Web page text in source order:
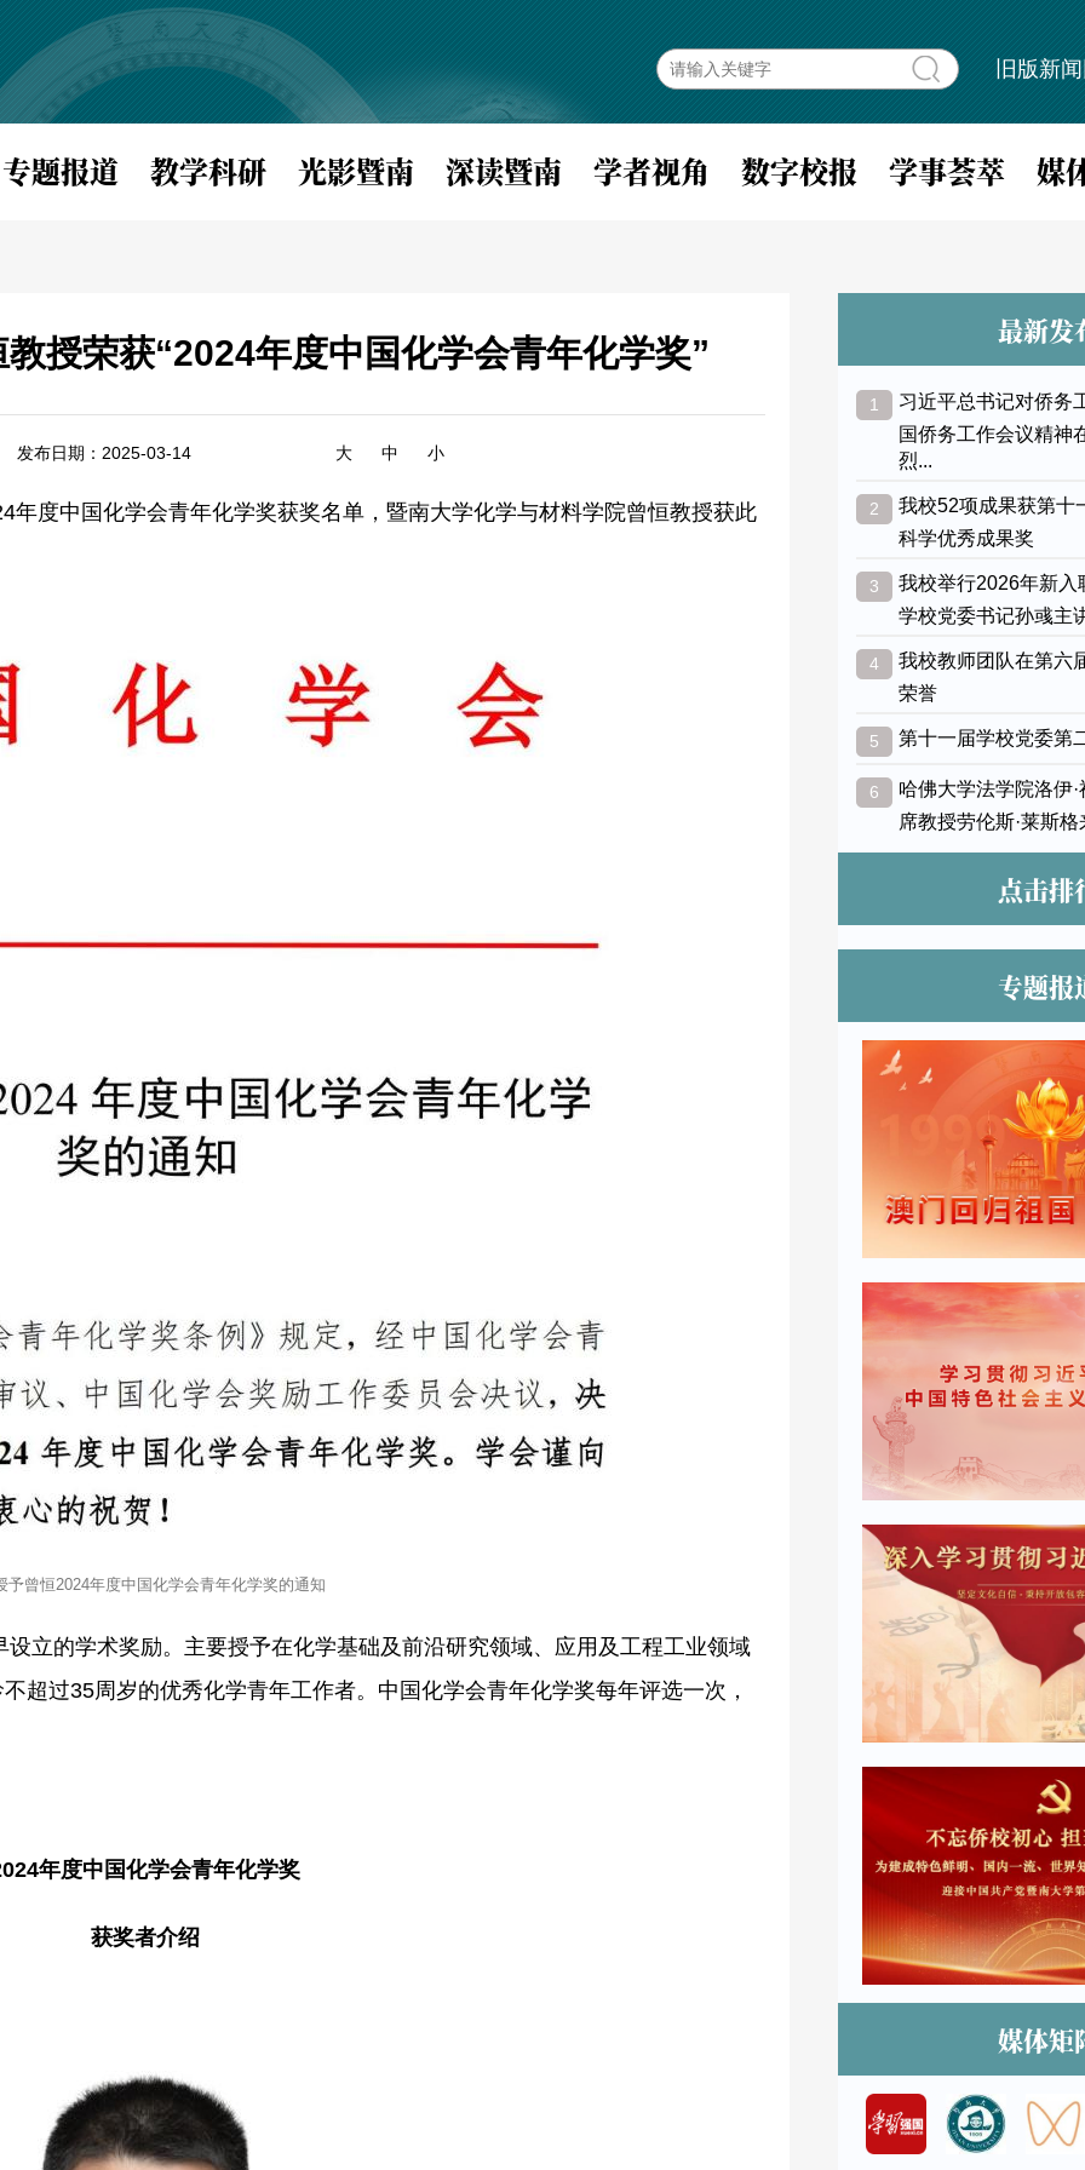
旧版新
专题报道 教学科研 光影暨南 深读暨南 学者视角 数字校报 学事荟萃 媒
授荣获“2024年度中国化学会青年化学奖”
发布日期：2025-03-14 大 中 小
度中国化学会青年化学奖获奖名单，暨南大学化学与材料学院曾恒教授获此
予曾恒2024年度中国化学会青年化学奖的通知
立的学术奖励。主要授予在化学基础及前沿研究领域、应用及工程工业领域
超过35周岁的优秀化学青年工作者。中国化学会青年化学奖每年评选一次，
年度中国化学会青年化学奖
获奖者介绍
最新发
1 习近平总书记对侨务
国侨务工作会议精神
烈...
2 我校52项成果获第十
科学优秀成果奖
3 我校举行2026年新入
学校党委书记孙彧主
4 我校教师团队在第六
荣誉
5 第十一届学校党委第
6 哈佛大学法学院洛伊
席教授劳伦斯·莱斯
点击排
专题报
媒体矩